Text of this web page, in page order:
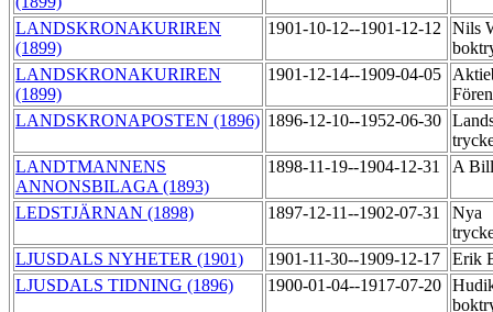
LANDSKRONAKURIREN
(1899)
1901-10-12--1901-12-12
Nils
LANDSKRONAKURIREN
(1899)
1901-12-14--1909-04-05
LANDSKRONAPOSTEN (1896) 1896-12-10--1952-06-30
LANDTMANNENS
ANNONSBILAGA (1893)
1898-11-19--1904-12-31 A
LEDSTJÄRNAN (1898) 1897-12-11--1902-07-31
Nya
LJUSDALS NYHETER (1901)
1901-11-30--1909-12-17
Erik
LJUSDALS TIDNING (1896)
1900-01-04--1917-07-20